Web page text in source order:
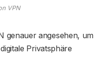
VPN
genauer angesehen, um
Privatsphäre